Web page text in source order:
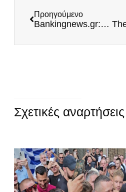
Προηγούμενο
Bankingnews.gr: «Μπαίνει στη Βουλή ο Κασιδιάρης»
Σχετικές αναρτήσεις